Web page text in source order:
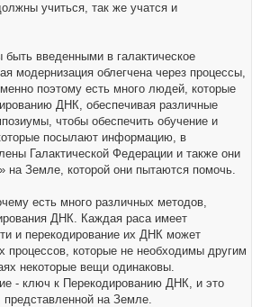
учиться, так же учатся и
быть введенными в галактическое
модернизация облегчена через процессы,
поэтому есть много людей, которые
ДНК, обеспечивая различные
чтобы обеспечить обучение и
посылают информацию, в
Галактической Федерации и также они
на Земле, которой они пытаются помочь.
есть много различных методов,
ДНК. Каждая раса имеет
и перекодирование их ДНК может
процессов, которые не необходимы другим
некоторые вещи одинаковы.
- ключ к Перекодированию ДНК, и это
на Земле.